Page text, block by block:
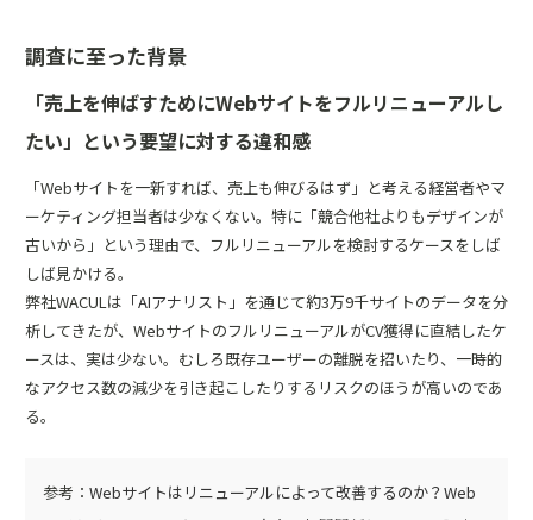
調査に至った背景
「売上を伸ばすためにWebサイトをフルリニューアルし
たい」という要望に対する違和感
「Webサイトを一新すれば、売上も伸びるはず」と考える経営者やマ
ーケティング担当者は少なくない。特に「競合他社よりもデザインが
古いから」という理由で、フルリニューアルを検討するケースをしば
しば見かける。
弊社WACULは 「AIアナリスト」 を通じて約3万9千サイトのデータを分
析してきたが、WebサイトのフルリニューアルがCV獲得に直結したケ
ースは、実は少ない。むしろ既存ユーザーの離脱を招いたり、一時的
なアクセス数の減少を引き起こしたりするリスクのほうが高いのであ
る。
参考： Webサイトはリニューアルによって改善するのか？Web